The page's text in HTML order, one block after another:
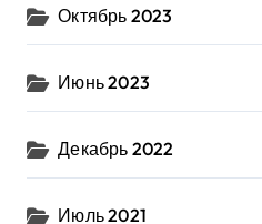
Октябрь 2023
Июнь 2023
Декабрь 2022
Июль 2021